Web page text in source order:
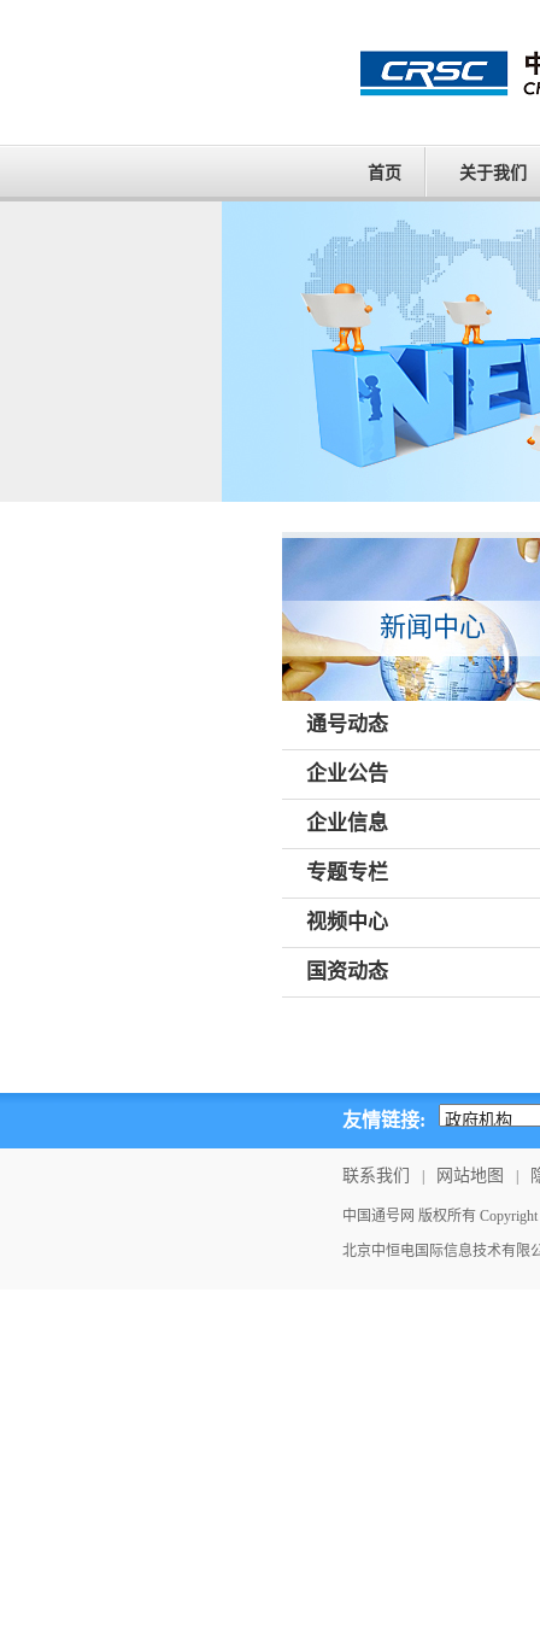
首页 关于我们
新闻中心
通号动态
企业公告
企业信息
专题专栏
视频中心
国资动态
友情链接:
联系我们 网站地图
中国通号网 版权所有
北京中恒电国际信息技术有限